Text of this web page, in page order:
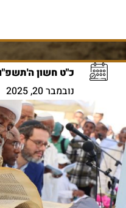
כ"ט חשון
נובמבר 20, 2025